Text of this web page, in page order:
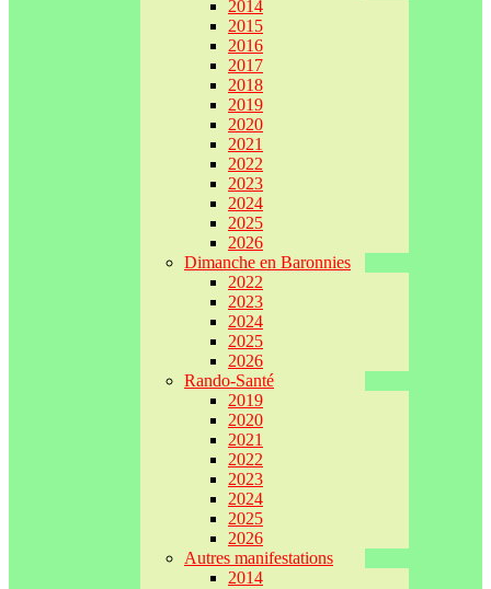
2014
2015
2016
2017
2018
2019
2020
2021
2022
2023
2024
2025
2026
Dimanche en Baronnies
2022
2023
2024
2025
2026
Rando-Santé
2019
2020
2021
2022
2023
2024
2025
2026
Autres manifestations
2014